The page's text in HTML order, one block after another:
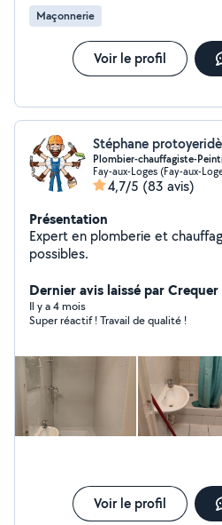
Maçonnerie
Voir le profil
Stéphane
Plombier-chauffagiste-
Fay-aux-Loges (Fay-aux-
4,7/5 (83 avis)
Présentation
Expert en plomberie et
possibles.
Dernier avis laissé par
Il y a 4 mois
Super réactif ! Travail de qualité !
Voir le profil